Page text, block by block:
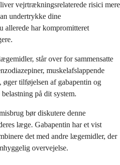
vejrtrækningsrelaterede risici mere
undertrykke dine
allerede har kompromitteret
står over for sammensatte
muskelafslappende
øger tilføjelsen af gabapentin og
på dit system.
bør diskutere denne
læge. Gabapentin har et vist
det med andre lægemidler, der
overvejelse.